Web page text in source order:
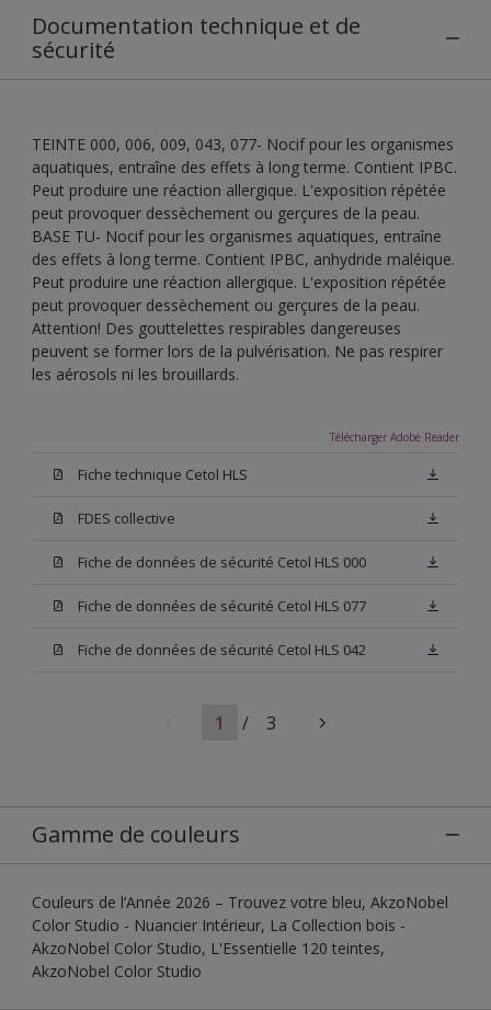
Documentation technique et de
sécurité
TEINTE 000, 006, 009, 043, 077- Nocif pour les organismes
aquatiques, entraîne des effets à long terme. Contient IPBC.
Peut produire une réaction allergique. L'exposition répétée
peut provoquer dessèchement ou gerçures de la peau.
BASE TU- Nocif pour les organismes aquatiques, entraîne
des effets à long terme. Contient IPBC, anhydride maléique.
Peut produire une réaction allergique. L'exposition répétée
peut provoquer dessèchement ou gerçures de la peau.
Attention! Des gouttelettes respirables dangereuses
peuvent se former lors de la pulvérisation. Ne pas respirer
les aérosols ni les brouillards.
Télécharger Adobe Reader
Fiche technique Cetol HLS
FDES collective
Fiche de données de sécurité Cetol HLS 000
Fiche de données de sécurité Cetol HLS 077
Fiche de données de sécurité Cetol HLS 042
1 / 3
Gamme de couleurs
Couleurs de l’Année 2026 – Trouvez votre bleu, AkzoNobel
Color Studio - Nuancier Intérieur, La Collection bois -
AkzoNobel Color Studio, L'Essentielle 120 teintes,
AkzoNobel Color Studio